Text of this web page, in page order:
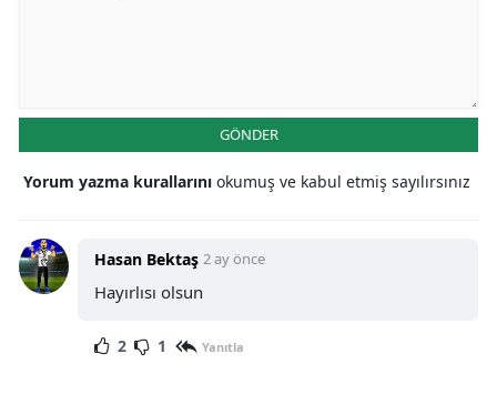
GÖNDER
Yorum yazma kurallarını okumuş ve kabul etmiş sayılırsınız
Hasan Bektaş 2 ay önce
Hayırlısı olsun
2 1 Yanıtla